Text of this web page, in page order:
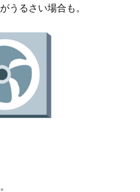
うるさい場合も。